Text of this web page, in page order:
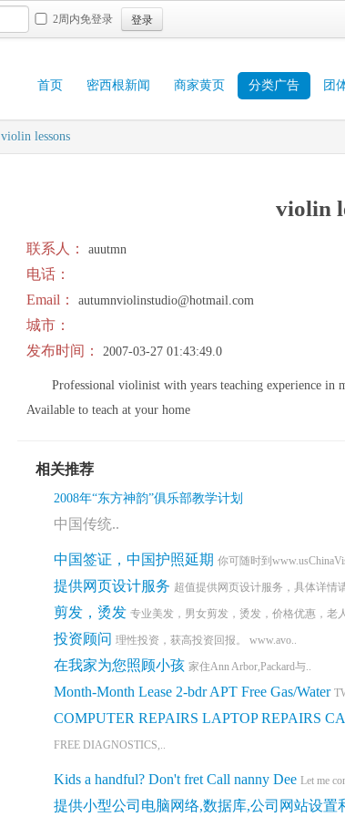
2周内免登录 登录
首页 密西根新闻 商家黄页 分类广告 团
violin lessons
violin
联系人： auutmn
电话：
Email：
autumnviolinstudio@hotmail.com
城市：
发布时间：
2007-03-27 01:43:49.0
Professional violinist with years teaching experience in
Available to teach at your home
相关推荐
2008年“东方神韵”俱乐部教学计划
中国传统..
中国签证，中国护照延期 你可随时到
提供网页设计服务 超值提供网页设计服务，具体详情
剪发，烫发 专业美发，男女剪发，烫发，价格优惠，老
投资顾问 理性投资，获高投资回报。 www.avo..
在我家为您照顾小孩 家住Ann Arbor,Packard与..
Month-Month Lease 2-bdr APT Free Gas/Water
COMPUTER REPAIRS LAPTOP REPAIRS
FREE DIAGNOSTICS,..
Kids a handful? Don't fret Call nanny Dee Let me
提供小型公司电脑网络,数据库,公司网站设置